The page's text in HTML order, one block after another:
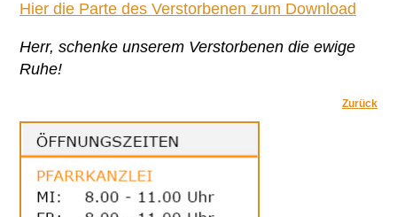
Hier die Parte des Verstorbenen zum Download
Herr, schenke unserem Verstorbenen dieewige
Ruhe!
Zurück